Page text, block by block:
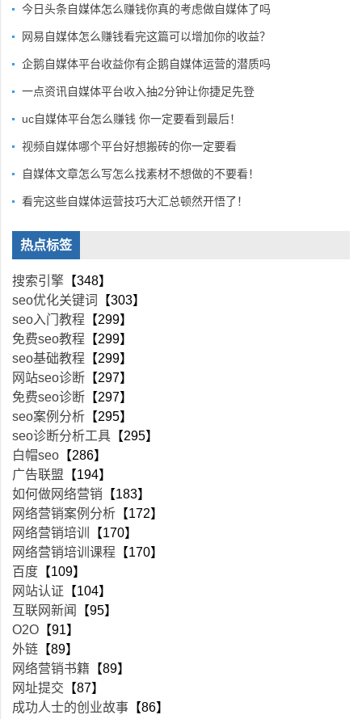
今日头条自媒体怎么赚钱你真的考虑做自媒体了吗
网易自媒体怎么赚钱看完这篇可以增加你的收益？
企鹅自媒体平台收益你有企鹅自媒体运营的潜质吗
一点资讯自媒体平台收入抽2分钟让你捷足先登
uc自媒体平台怎么赚钱 你一定要看到最后！
视频自媒体哪个平台好想搬砖的你一定要看
自媒体文章怎么写怎么找素材不想做的不要看！
看完这些自媒体运营技巧大汇总顿然开悟了！
热点标签
搜索引擎 【348】
seo优化关键词
【303】
seo入门教程 【299】
免费seo教程 【299】
seo基础教程 【299】
网站seo诊断 【297】
免费seo诊断 【297】
seo案例分析 【295】
seo诊断分析工具 【295】
白帽seo 【286】
广告联盟 【194】
如何做网络营销 【183】
网络营销案例分析 【172】
网络营销培训
【170】
网络营销培训课程 【170】
百度 【109】
网站认证 【104】
互联网新闻
【95】
O2O 【91】
外链 【89】
网络营销书籍 【89】
网址提交 【87】
成功人士的创业故事 【86】